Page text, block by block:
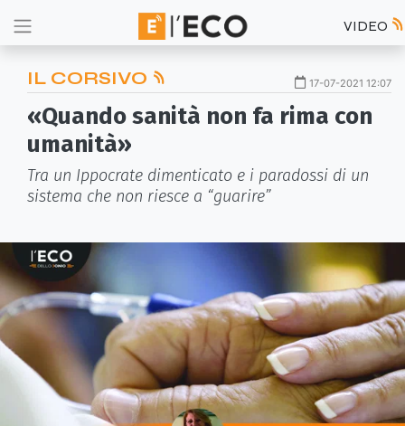
VIDEO
IL CORSIVO 17-07-2021 12:07
«Quando sanità non fa rima con
umanità»
Tra un Ippocrate dimenticato e i paradossi di un
sistema che non riesce a “guarire”